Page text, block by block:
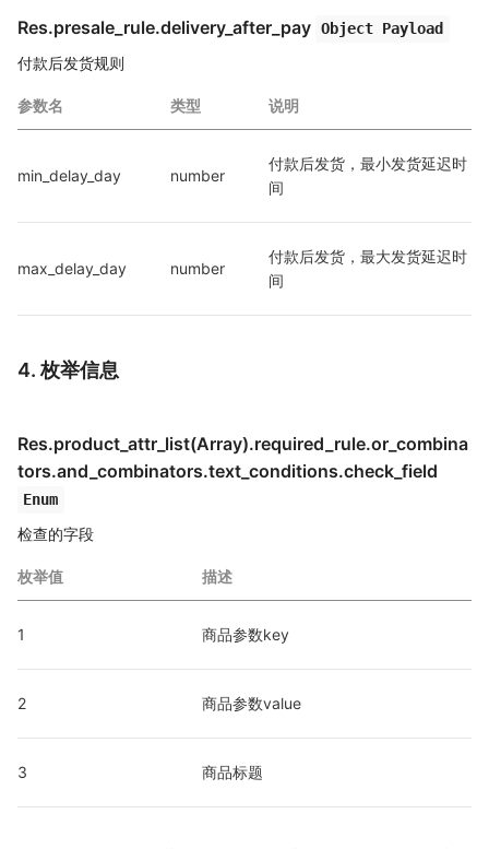
Res.presale_rule.delivery_after_pay Object Payload
付款后发货规则
参数名 类型 说明
min_delay_day number
付款后发货，最小发货延迟时
间
max_delay_day number
付款后发货，最大发货延迟时
间
4. 枚举信息
Res.product_attr_list(Array).required_rule.or_combina
tors.and_combinators.text_conditions.check_field
Enum
检查的字段
枚举值 描述
1 商品参数key
2 商品参数value
3 商品标题